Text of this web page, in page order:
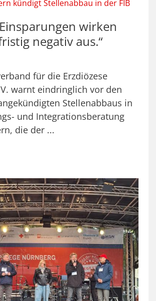
kündigt Stellenabbau in der FIB
wirken
negativ aus.“
für die Erzdiözese
warnt eindringlich vor den
Stellenabbaus in
und Integrationsberatung
die der ...